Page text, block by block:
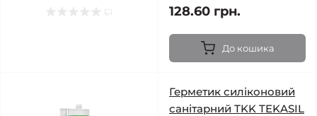
128.60 грн.
До кошика
Герметик силіконовий
санітарний TKK TEKASIL